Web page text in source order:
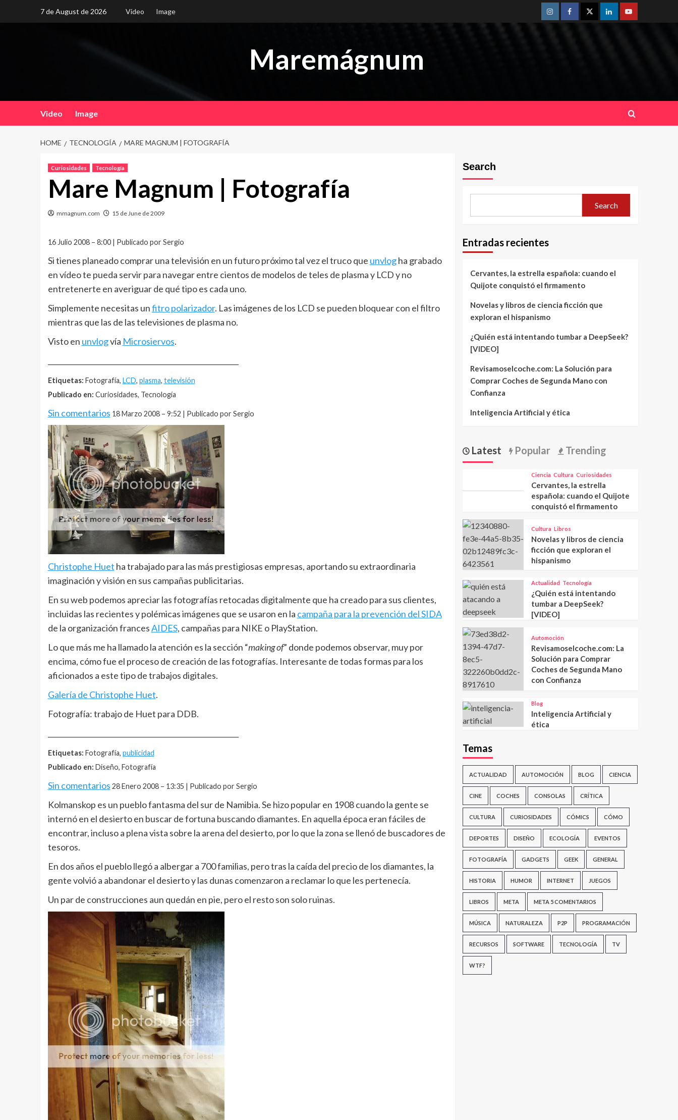
7 de August de 2026 Video Image
InstagramFacebookTwitterLinkedinYoutube
Maremágnum
Video Image
HOME TECNOLOGÍA MARE MAGNUM | FOTOGRAFÍA
Curiosidades Tecnología
Mare Magnum | Fotografía
mmagnum.com 15 de June de 2009
16 Julio 2008 – 8:00 | Publicado por Sergio
Si tienes planeado comprar una televisión en un futuro próximo tal vez el truco que unvlogha grabado
en vídeo te pueda servir para navegar entre cientos de modelos de teles de plasma y LCD y no
entretenerte en averiguar de qué tipo es cada uno.
Simplemente necesitas unfitro polarizador. Las imágenes de los LCD se pueden bloquear con el filtro
mientras que las de las televisiones de plasma no.
Visto en unvlogvía Microsiervos.
Etiquetas: Fotografía, LCD, plasma, televisión
Publicado en: Curiosidades, Tecnología
Sin comentarios 18 Marzo 2008 – 9:52 | Publicado por Sergio
Christophe Huet ha trabajado para las más prestigiosas empresas, aportando su extraordinaria
imaginación y visión en sus campañas publicitarias.
En su web podemos apreciar las fotografías retocadas digitalmente que ha creado para sus clientes,
incluidas las recientes y polémicas imágenes que se usaron en la campaña para la prevención del SIDA
de la organización francesAIDES, campañas para NIKE o PlayStation.
Lo que más me ha llamado la atención es la sección “making of” donde podemos observar, muy por
encima, cómo fue el proceso de creación de las fotografías. Interesante de todas formas para los
aficionados a este tipo de trabajos digitales.
Galería de Christophe Huet.
Fotografía: trabajo de Huet para DDB.
Etiquetas: Fotografía, publicidad
Publicado en: Diseño, Fotografía
Sin comentarios 28 Enero 2008 – 13:35 | Publicado por Sergio
Kolmanskop es un pueblo fantasma del sur de Namibia. Se hizo popular en 1908 cuando la gente se
internó en el desierto en buscar de fortuna buscando diamantes. En aquella época eran fáciles de
encontrar, incluso a plena vista sobre la arena del desierto, por lo que la zona se llenó de buscadores de
tesoros.
En dos años el pueblo llegó a albergar a 700 familias, pero tras la caída del precio de los diamantes, la
gente volvió a abandonar el desierto y las dunas comenzaron a reclamar lo que les pertenecía.
Un par de construcciones aun quedán en pie, pero el resto son solo ruinas.
Search
Search
Entradas recientes
Cervantes, la estrella española: cuando el
Quijote conquistó el firmamento
Novelas y libros de ciencia ficción que
exploran el hispanismo
¿Quién está intentando tumbar a DeepSeek?
[VIDEO]
Revisamoselcoche.com: La Solución para
Comprar Coches de Segunda Mano con
Confianza
Inteligencia Artificial y ética
Latest Popular Trending
Ciencia Cultura Curiosidades
Cervantes, la estrella
española: cuando el Quijote
conquistó el firmamento
Cultura Libros
Novelas y libros de ciencia
ficción que exploran el
hispanismo
Actualidad Tecnología
¿Quién está intentando
tumbar a DeepSeek?
[VIDEO]
Automoción
Revisamoselcoche.com: La
Solución para Comprar
Coches de Segunda Mano
con Confianza
Blog
Inteligencia Artificial y
ética
Temas
ACTUALIDAD AUTOMOCIÓN BLOG CIENCIA
CINE COCHES CONSOLAS CRÍTICA
CULTURA CURIOSIDADES CÓMICS CÓMO
DEPORTES DISEÑO ECOLOGÍA EVENTOS
FOTOGRAFÍA GADGETS GEEK GENERAL
HISTORIA HUMOR INTERNET JUEGOS
LIBROS META META 5 COMENTARIOS
MÚSICA NATURALEZA P2P PROGRAMACIÓN
RECURSOS SOFTWARE TECNOLOGÍA TV
WTF?